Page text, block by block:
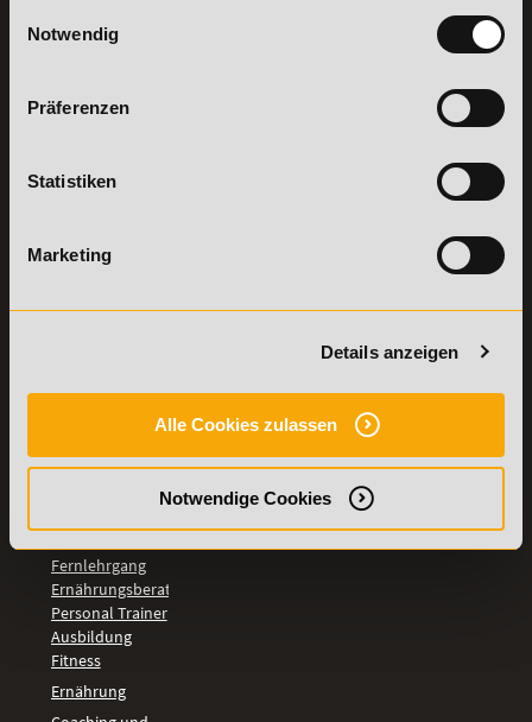
Notwendig
Präferenzen
Statistiken
Marketing
Details anzeigen
Alle Cookies zulassen
Notwendige Cookies
Erreichbarkeit:
Samstag: 9:00 - 15:00 Uhr
Vertrag
Partnerprogramm
Stellenangebote
Weiterbildungen
LEHRGÄNGE
Fitnesstrainer A-
Fernlehrgang
Personal Coach
werden
Motivationstrainer
BILDUNGSBEREICHE
Fernlehrgang
Ernährungsberater
Personal Trainer
Ausbildung
Fitness
Ernährung